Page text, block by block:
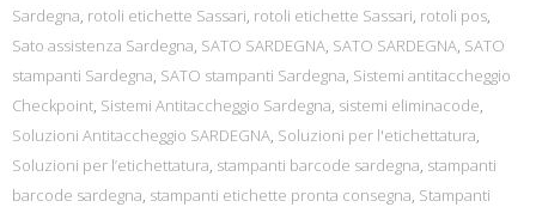
Sardegna, rotoli etichette Sassari, rotoli etichette Sassari, rotoli pos,
Sato assistenza Sardegna, SATO SARDEGNA, SATO SARDEGNA, SATO
stampanti Sardegna, SATO stampanti Sardegna, Sistemi antitaccheggio
Checkpoint, Sistemi Antitaccheggio Sardegna, sistemi eliminacode,
Soluzioni Antitaccheggio SARDEGNA, Soluzioni per l'etichettatura,
Soluzioni per l’etichettatura, stampanti barcode sardegna, stampanti
barcode sardegna, stampanti etichette pronta consegna, Stampanti